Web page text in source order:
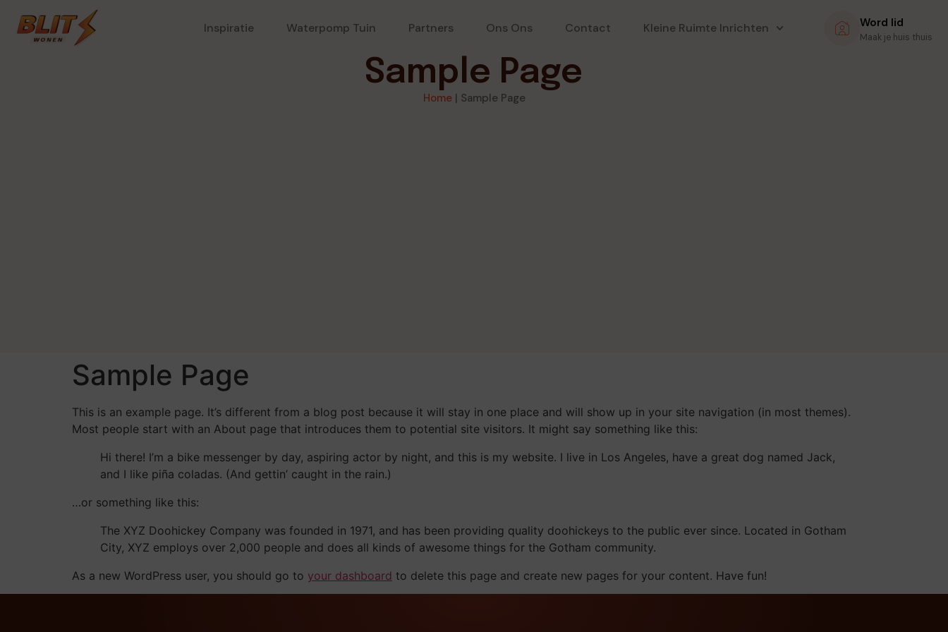
Inspiratie Waterpomp Tuin Partners Ons Ons Contact Kleine Ruimte Inrichten Word lid
Maak je huis thuis
Sample Page
Home| Sample Page
Sample Page
This is an example page. It’s different from a blog post because it will stay in one place and will show up in your site navigation (in most themes).
Most people start with an About page that introduces them to potential site visitors. It might say something like this:
Hi there! I’m a bike messenger by day, aspiring actor by night, and this is my website. I live in Los Angeles, have a great dog named Jack,
and I like piña coladas. (And gettin’ caught in the rain.)
…or something like this:
The XYZ Doohickey Company was founded in 1971, and has been providing quality doohickeys to the public ever since. Located in Gotham
City, XYZ employs over 2,000 people and does all kinds of awesome things for the Gotham community.
As a new WordPress user, you should go to your dashboard to delete this page and create new pages for your content. Have fun!